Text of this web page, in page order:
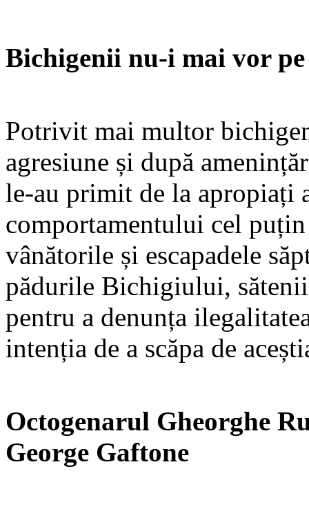
Bichigenii nu-i mai vor
Potrivit mai multor
agresiune și după
le-au primit de la apropiați
comportamentului cel
vânătorile și escapadele
pădurile Bichigiului,
pentru a denunța
intenția de a scăpa de
Octogenarul Gheorghe
George Gaftone